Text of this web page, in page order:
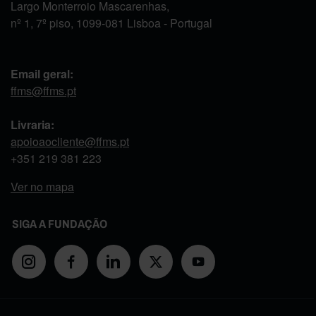
Largo Monterroio Mascarenhas,
nº 1, 7º piso, 1099-081 Lisboa - Portugal
Email geral:
ffms@ffms.pt
Livraria:
apoioaocliente@ffms.pt
+351 219 381 223
Ver no mapa
SIGA A FUNDAÇÃO